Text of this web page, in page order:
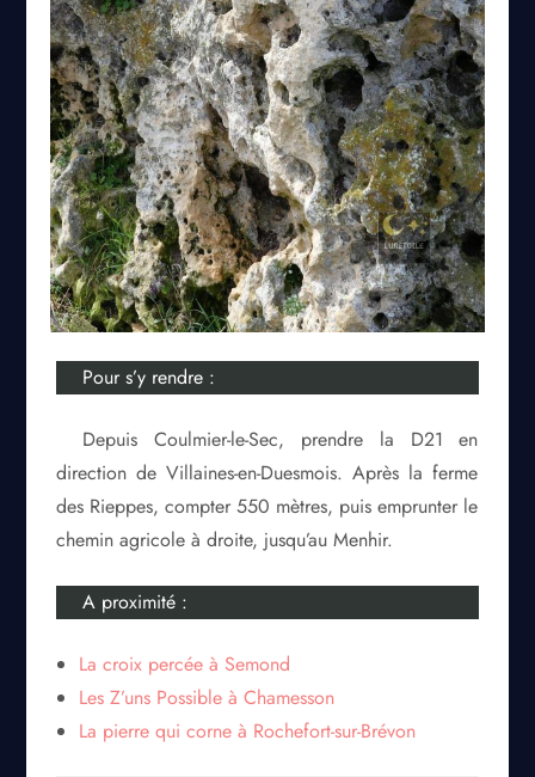
Pour s’y rendre :
Depuis Coulmier-le-Sec, prendre la D21 en
direction de Villaines-en-Duesmois. Après la ferme
des Rieppes, compter 550 mètres, puis emprunter le
chemin agricole à droite, jusqu’au Menhir.
A proximité :
La croix percée à Semond
Les Z’uns Possible à Chamesson
La pierre qui corne à Rochefort-sur-Brévon